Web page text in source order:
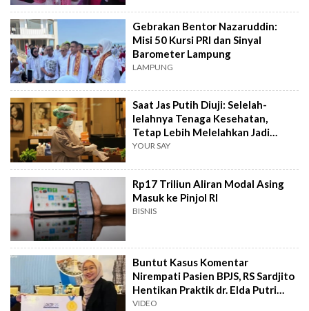
Gebrakan Bentor Nazaruddin:
Misi 50 Kursi PRI dan Sinyal
Barometer Lampung
LAMPUNG
Saat Jas Putih Diuji: Selelah-
lelahnya Tenaga Kesehatan,
Tetap Lebih Melelahkan Jadi
Pasien
YOUR SAY
Rp17 Triliun Aliran Modal Asing
Masuk ke Pinjol RI
BISNIS
Buntut Kasus Komentar
Nirempati Pasien BPJS, RS Sardjito
Hentikan Praktik dr. Elda Putri
Rahard
VIDEO